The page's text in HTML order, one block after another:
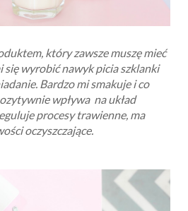
który zawsze muszę mieć
się wyrobić nawyk picia szklanki
Bardzo mi smakuje i co
wpływa na układ
procesy trawienne, ma
oczyszczające.